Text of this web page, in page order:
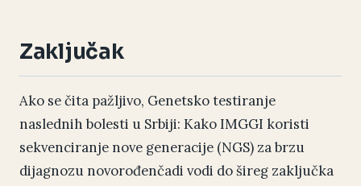
Zaključak
Ako se čita pažljivo, Genetsko testiranje
naslednih bolesti u Srbiji: Kako IMGGI koristi
sekvenciranje nove generacije (NGS) za brzu
dijagnozu novorođenčadi vodi do šireg zaključka